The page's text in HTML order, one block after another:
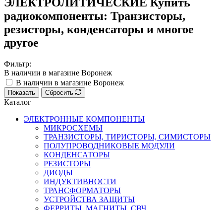
радиокомпоненты: Транзисторы,
резисторы, конденсаторы и многое
другое
Фильтр:
В наличии в магазине Воронеж
В наличии в магазине Воронеж
Показать Сбросить
Каталог
ЭЛЕКТРОННЫЕ КОМПОНЕНТЫ
МИКРОСХЕМЫ
ТРАНЗИСТОРЫ, ТИРИСТОРЫ, СИМИСТОРЫ
ПОЛУПРОВОДНИКОВЫЕ МОДУЛИ
КОНДЕНСАТОРЫ
РЕЗИСТОРЫ
ДИОДЫ
ИНДУКТИВНОСТИ
ТРАНСФОРМАТОРЫ
УСТРОЙСТВА ЗАЩИТЫ
ФЕРРИТЫ, МАГНИТЫ, СВЧ